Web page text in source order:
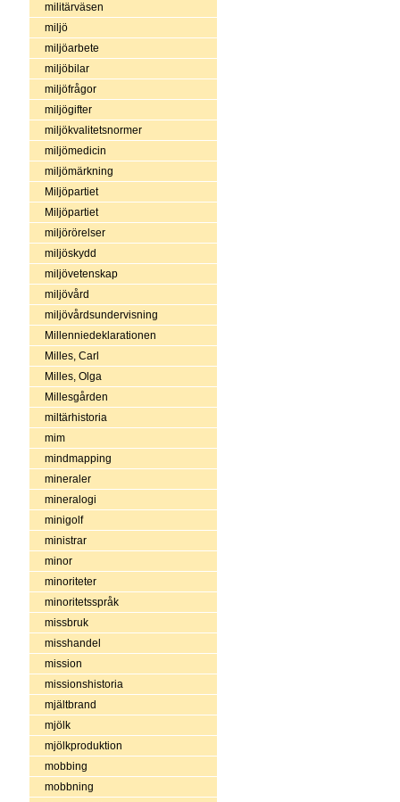
militärväsen
miljö
miljöarbete
miljöbilar
miljöfrågor
miljögifter
miljökvalitetsnormer
miljömedicin
miljömärkning
Miljöpartiet
Miljöpartiet
miljörörelser
miljöskydd
miljövetenskap
miljövård
miljövårdsundervisning
Millenniedeklarationen
Milles, Carl
Milles, Olga
Millesgården
miltärhistoria
mim
mindmapping
mineraler
mineralogi
minigolf
ministrar
minor
minoriteter
minoritetsspråk
missbruk
misshandel
mission
missionshistoria
mjältbrand
mjölk
mjölkproduktion
mobbing
mobbning